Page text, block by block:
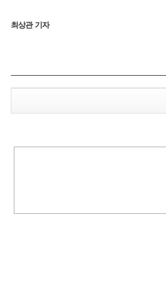
최상관 기자